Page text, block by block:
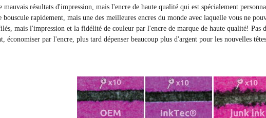
résultats d'impression, mais l'encre de haute qualité qui est spécialement
rapidement, mais une des meilleures encres du monde avec laquelle vous ne
mais l'impression et la fidélité de couleur par l'encre de marque de haute qualité! Pas
économiser par l'encre, plus tard dépenser beaucoup plus d'argent pour les nouvelles